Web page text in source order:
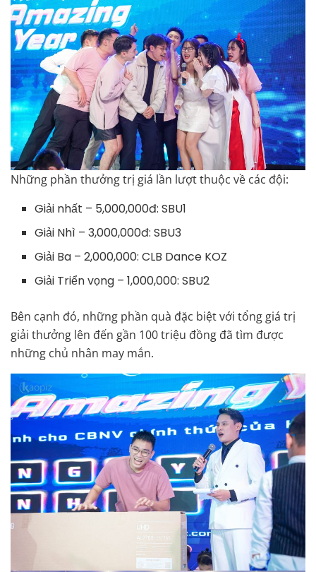
Những phần thưởng trị giá lần lượt thuộc về các đội:
Giải nhất – 5,000,000đ: SBU1
Giải Nhì – 3,000,000đ: SBU3
Giải Ba – 2,000,000: CLB Dance KOZ
Giải Triển vọng – 1,000,000: SBU2
Bên cạnh đó, những phần quà đặc biệt với tổng giá trị
giải thưởng lên đến gần 100 triệu đồng đã tìm được
những chủ nhân may mắn.